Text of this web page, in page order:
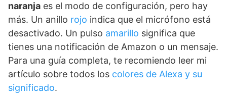
naranja es el modo de configuración, pero hay
más. Un anillo rojo indica que el micrófono está
desactivado. Un pulso amarillo significa que
tienes una notificación de Amazon o un mensaje.
Para una guía completa, te recomiendo leer mi
artículo sobre todos los colores de Alexa y su
significado.